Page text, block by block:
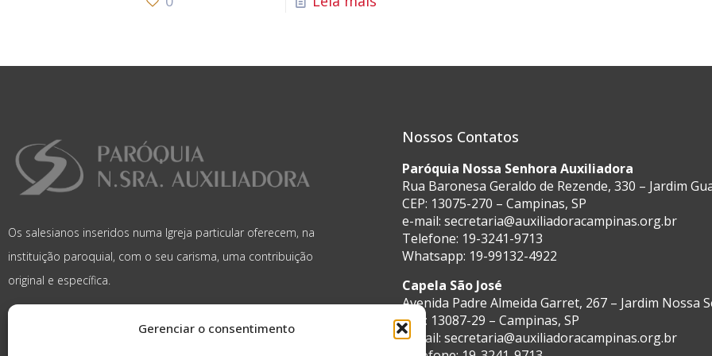
Gerenciar o consentimento
Os salesianos inseridos numa Igreja particular oferecem, na
instituição paroquial, com o seu carisma, uma contribuição
original e específica.
Nossos Contatos
Paróquia Nossa Senhora Auxiliadora
Rua Baronesa Geraldo de Rezende, 330 – Jardim
CEP: 13075-270 – Campinas, SP
e-mail: secretaria@auxiliadoracampinas.org.br
Telefone: 19-3241-9713
Whatsapp: 19-99132-4922
Capela São José
Avenida Padre Almeida Garret, 267 – Jardim Nossa
CEP: 13087-29 – Campinas, SP
e-mail: secretaria@auxiliadoracampinas.org.br